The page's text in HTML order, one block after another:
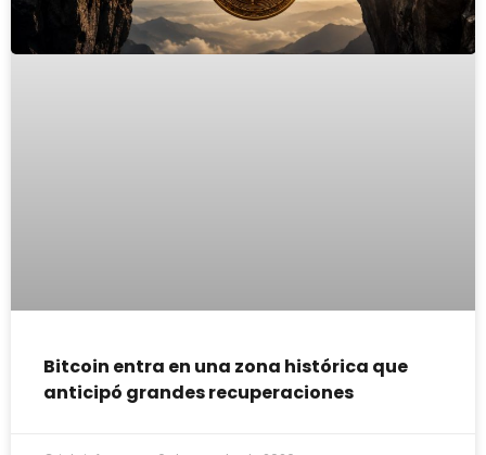
Bitcoin entra en una zona histórica que
anticipó grandes recuperaciones